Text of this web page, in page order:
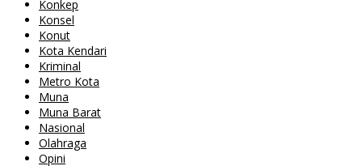
Konkep
Konsel
Konut
Kota Kendari
Kriminal
Metro Kota
Muna
Muna Barat
Nasional
Olahraga
Opini